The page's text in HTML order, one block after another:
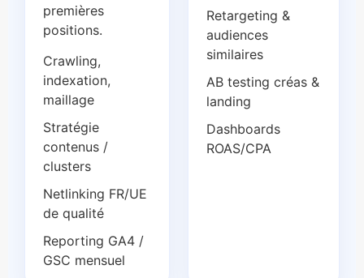
premières
positions.
Crawling,
indexation,
maillage
Stratégie
contenus /
clusters
Netlinking FR/UE
de qualité
Reporting GA4 /
GSC mensuel
Retargeting &
audiences
similaires
AB testing créas &
landing
Dashboards
ROAS/CPA